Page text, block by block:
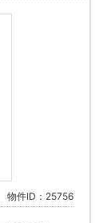
物件ID：25756